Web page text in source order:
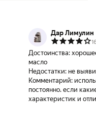
Дар Лимулин
Достоинства:
масло
Недостатки: не
Комментарий:
постоянно. если какие-то из
характеристик и